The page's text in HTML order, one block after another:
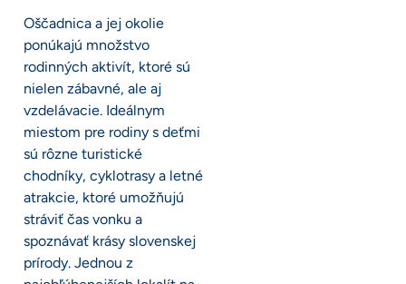
Oščadnica a jej okolie
ponúkajú množstvo
rodinných aktivít, ktoré sú
nielen zábavné, ale aj
vzdelávacie. Ideálnym
miestom pre rodiny s deťmi
sú rôzne turistické
chodníky, cyklotrasy a letné
atrakcie, ktoré umožňujú
stráviť čas vonku a
spoznávať krásy slovenskej
prírody. Jednou z